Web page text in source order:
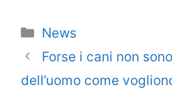
Categorie
News
Forse i cani non
dell’uomo come